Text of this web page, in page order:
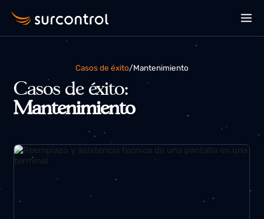
Casos de éxito/ mantenimiento
Casos de éxito:
Mantenimiento